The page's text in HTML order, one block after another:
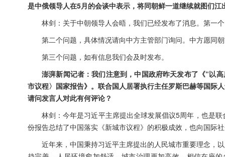
是中俄领导人在5月的会谈中表示，将同朝鲜一道继续就图们
林剑：关于中朝领导人会晤，我们已经发布了消息。第一
第二个问题，具体情况请向中方主管部门询问。中方愿同
第三个问题，如有信息我们会及时发布。
澎湃新闻记者：我们注意到，中国政府昨天发布了《“以
市议程〉国家报告》。联合国人居署执行主任罗斯巴赫等国际
请问发言人对此有何评论？
林剑：今年是习近平主席提出全球发展倡议5周年，也是
份报告总结了中国落实《新城市议程》的积极成效，也向国际
近年来，中国秉持习近平主席提出的人民城市重要理念，